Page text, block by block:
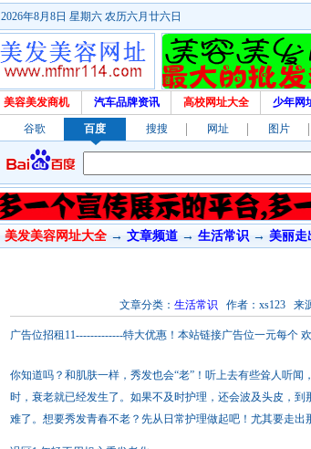
2026年8月8日 星期六 农历六月廿六日
美容美发商机 汽车品牌资讯 高校网址大全 少年网
谷歌 百度 搜搜 网址 图片
美发美容网址大全 → 文章频道→ 生活常识 → 美丽走
文章分类： 生活常识 作者：xs123 来
广告位招租11-------------特大优惠！本站链接广告位一元每个
你知道吗？和肌肤一样，秀发也会“老”！听上去有些耸人听
时，衰老就已经发生了。如果不及时护理，还会波及头皮，
难了。想要秀发青春不老？先从日常护理做起吧！尤其要走出